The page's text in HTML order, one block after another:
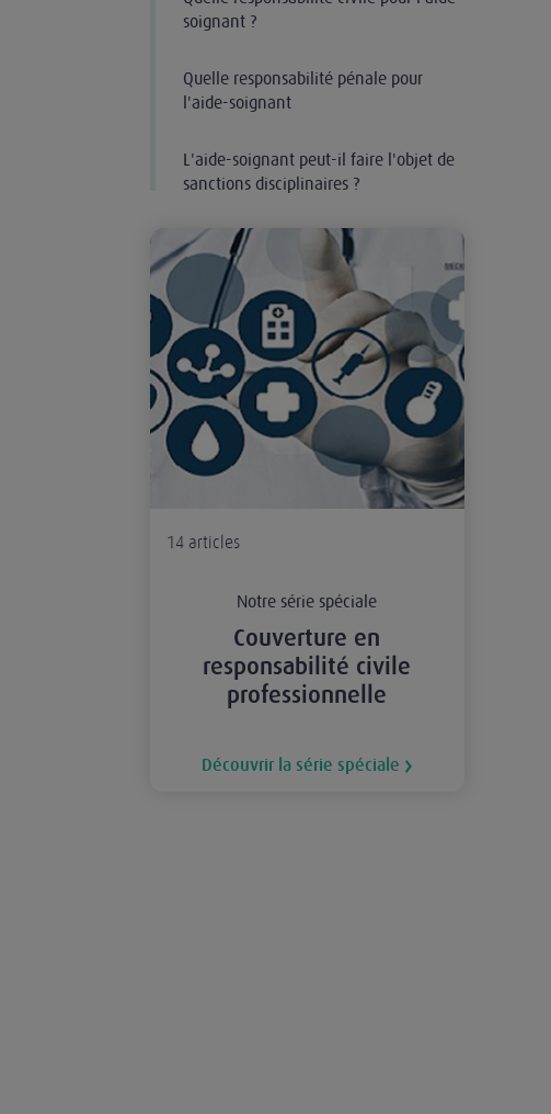
soignant ?
Quelle responsabilité pénale pour
l'aide-soignant
L'aide-soignant peut-il faire l'objet de
sanctions disciplinaires ?
Couverture en responsabilité civile professionnelle
14 articles
Notre série spéciale
Couverture en
responsabilité civile
professionnelle
Découvrir la série spéciale